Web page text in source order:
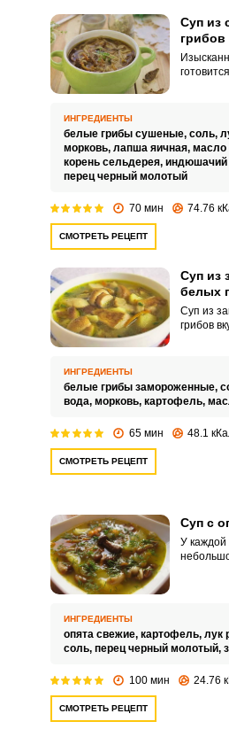
Суп из
ИНГРЕДИЕНТЫ
белые грибы сушеные, соль,
морковь, лапша яичная, масло
корень сельдерея, индюшачий
перец черный молотый
70 мин 74.76
СМОТРЕТЬ РЕЦЕПТ
Суп из
белых
Суп из
грибов
вообще
грибной
ИНГРЕДИЕНТЫ
белые грибы замороженные,
вода, морковь, картофель,
65 мин 48.1
СМОТРЕТЬ РЕЦЕПТ
Суп с
У каждой
со
ИНГРЕДИЕНТЫ
опята свежие, картофель, лук
соль, перец черный молотый,
100 мин 24.76
СМОТРЕТЬ РЕЦЕПТ
Запомнить меня
ЕЩЕ НЕ